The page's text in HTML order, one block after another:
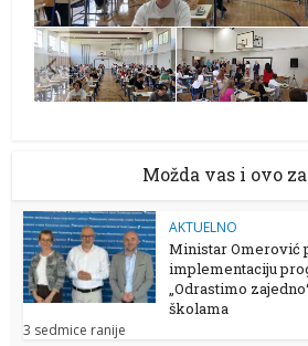
Možda vas i ovo
AKTUELNO
Ministar Omerović
implementaciju
„Odrastimo
školama
3 sedmice ranije